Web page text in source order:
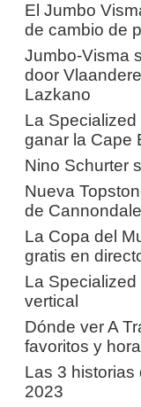
El Jumbo
de cambio de
Jumbo-Visma
door
Lazkano
La
ganar la Cape
Nino Schurter
Nueva
de Cannondale
La Copa del
gratis en
La
vertical
Dónde ver A
favoritos y
Las 3 historias
2023